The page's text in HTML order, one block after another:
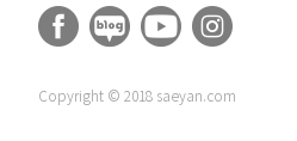
Copyright © 2018 saeyan.com